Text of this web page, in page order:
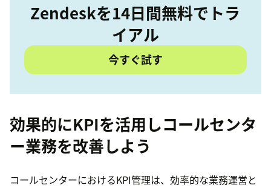
Zendeskを14日間無料でトラ
イアル
今すぐ試す
効果的にKPIを活用しコールセンタ
ー業務を改善しよう
コールセンターにおけるKPI管理は、効率的な業務運営と